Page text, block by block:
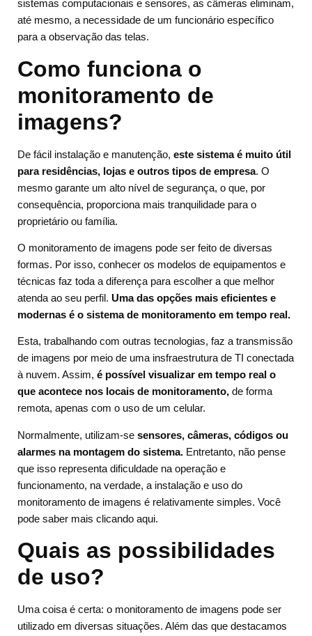
sistemas computacionais e sensores, as câmeras eliminam,
até mesmo, a necessidade de um funcionário específico
para a observação das telas.
Como funciona o
monitoramento de
imagens?
De fácil instalação e manutenção, este sistema é muito útil
para residências, lojas e outros tipos de empresa. O
mesmo garante um alto nível de segurança, o que, por
consequência, proporciona mais tranquilidade para o
proprietário ou família.
O monitoramento de imagens pode ser feito de diversas
formas. Por isso, conhecer os modelos de equipamentos e
técnicas faz toda a diferença para escolher a que melhor
atenda ao seu perfil. Uma das opções mais eficientes e
modernas é o sistema de monitoramento em tempo real.
Esta, trabalhando com outras tecnologias, faz a transmissão
de imagens por meio de uma insfraestrutura de TI conectada
à nuvem. Assim, é possível visualizar em tempo real o
que acontece nos locais de monitoramento, de forma
remota, apenas com o uso de um celular.
Normalmente, utilizam-se sensores, câmeras, códigos ou
alarmes na montagem do sistema. Entretanto, não pense
que isso representa dificuldade na operação e
funcionamento, na verdade, a instalação e uso do
monitoramento de imagens é relativamente simples. Você
pode saber mais clicando aqui.
Quais as possibilidades
de uso?
Uma coisa é certa: o monitoramento de imagens pode ser
utilizado em diversas situações. Além das que destacamos